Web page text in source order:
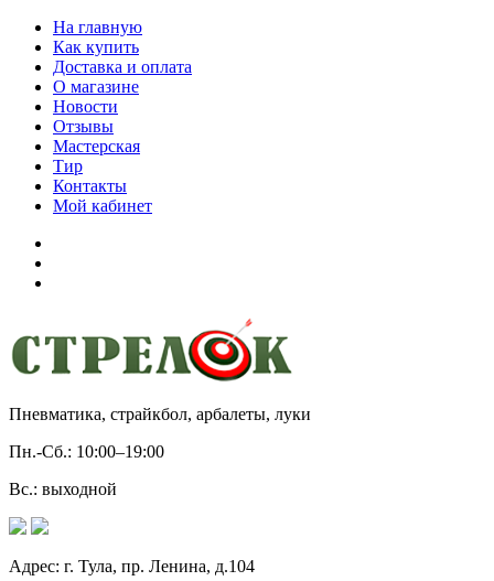
На главную
Как купить
Доставка и оплата
О магазине
Новости
Отзывы
Мастерская
Тир
Контакты
Мой кабинет
Пневматика, страйкбол, арбалеты, луки
Пн.-Сб.: 10:00–19:00
Вс.: выходной
Адрес: г. Тула, пр. Ленина, д.104